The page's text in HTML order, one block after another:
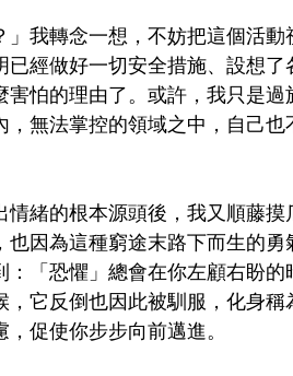
」我轉念一想，不妨把這個活
經做好一切安全措施、設想
怕的理由了。或許，我只是過
無法掌控的領域之中，自己
情緒的根本源頭後，我又順藤
因為這種窮途末路下而生的
「恐懼」總會在你左顧右盼
它反倒也因此被馴服，化身
促使你步步向前邁進。